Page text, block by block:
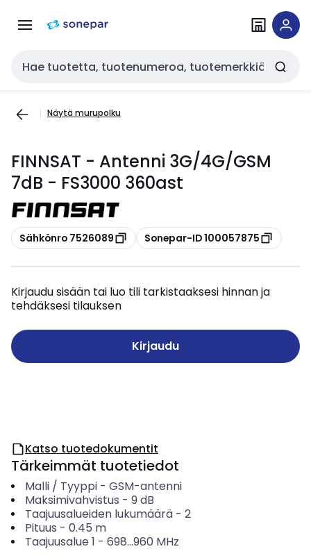
navigointiinsisältöön
Haku
Näytä murupolku
FINNSAT - Antenni 3G/4G/GSM
7dB - FS3000 360ast
Kopioi
Sähkönro 7526089 Kopioi
Sonepar-ID 100057875
Kirjaudu sisään tai luo tili tarkistaaksesi hinnan ja
tehdäksesi tilauksen
Kirjaudu
Katso tuotedokumentit
Tärkeimmät tuotetiedot
Malli / Tyyppi- GSM-antenni
Maksimivahvistus - 9 dB
Taajuusalueiden lukumäärä- 2
Pituus - 0.45 m
Taajuusalue 1 - 698...960 MHz